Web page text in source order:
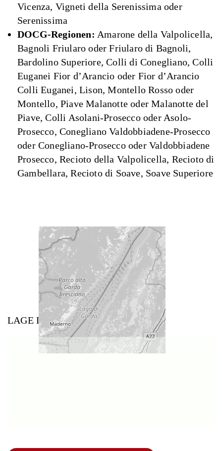
Vicenza, Vigneti della Serenissima oder
Serenissima
DOCG-Regionen: Amarone della Valpolicella,
Bagnoli Friularo oder Friularo di Bagnoli,
Bardolino Superiore, Colli di Conegliano, Colli
Euganei Fior d’Arancio oder Fior d’Arancio
Colli Euganei, Lison, Montello Rosso oder
Montello, Piave Malanotte oder Malanotte del
Piave, Colli Asolani-Prosecco oder Asolo-
Prosecco, Conegliano Valdobbiadene-Prosecco
oder Conegliano-Prosecco oder Valdobbiadene
Prosecco, Recioto della Valpolicella, Recioto di
Gambellara, Recioto di Soave, Soave Superiore
LAGE DES WEINGUTS